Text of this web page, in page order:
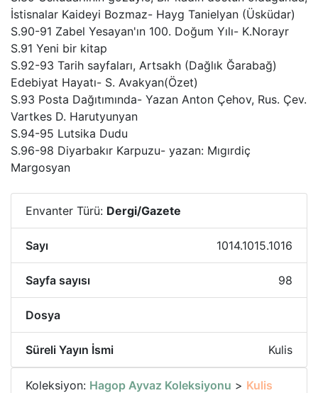
İstisnalar Kaideyi Bozmaz- Hayg Tanielyan (Üsküdar)
S.90-91 Zabel Yesayan'ın 100. Doğum Yılı- K.Norayr
S.91 Yeni bir kitap
S.92-93 Tarih sayfaları, Artsakh (Dağlık Ğarabağ)
Edebiyat Hayatı- S. Avakyan(Özet)
S.93 Posta Dağıtımında- Yazan Anton Çehov, Rus. Çev.
Vartkes D. Harutyunyan
S.94-95 Lutsika Dudu
S.96-98 Diyarbakır Karpuzu- yazan: Mıgırdiç
Margosyan
Envanter Türü: Dergi/Gazete
Sayı 1014.1015.1016
Sayfa sayısı 98
Dosya
Süreli Yayın İsmi Kulis
Koleksiyon: Hagop Ayvaz Koleksiyonu > Kulis